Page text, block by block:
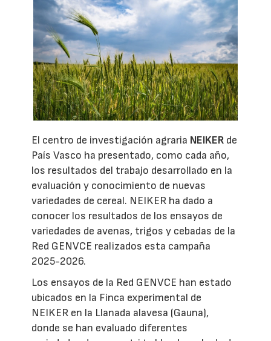
El centro de investigación agraria NEIKER de
País Vasco ha presentado, como cada año,
los resultados del trabajo desarrollado en la
evaluación y conocimiento de nuevas
variedades de cereal. NEIKER ha dado a
conocer los resultados de los ensayos de
variedades de avenas, trigos y cebadas de la
Red GENVCE realizados esta campaña
2025-2026.
Los ensayos de la Red GENVCE han estado
ubicados en la Finca experimental de
NEIKER en la Llanada alavesa (Gauna),
donde se han evaluado diferentes